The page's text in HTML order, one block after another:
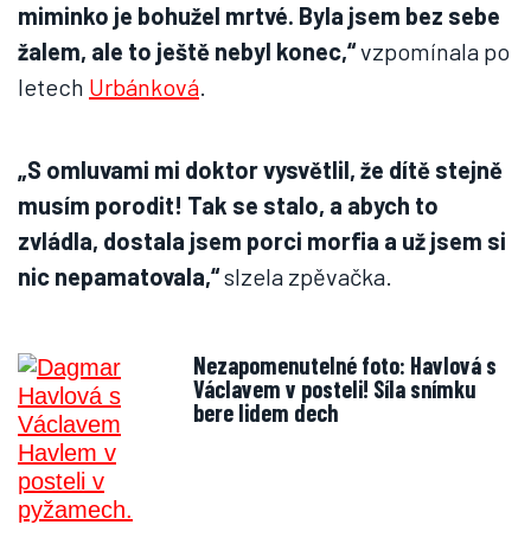
miminko je bohužel mrtvé. Byla jsem bez sebe
žalem, ale to ještě nebyl konec,“vzpomínala po
letech Urbánková.
„S omluvami mi doktor vysvětlil, že dítě stejně
musím porodit! Tak se stalo, a abych to
zvládla, dostala jsem porci morfia a už jsem si
nic nepamatovala,“slzela zpěvačka.
Nezapomenutelné foto: Havlová s
Václavem v posteli! Síla snímku
bere lidem dech